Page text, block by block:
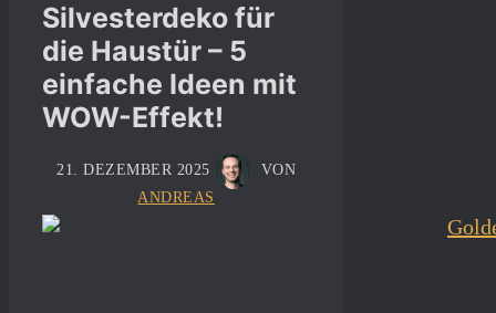
Silvesterdeko für
die Haustür – 5
einfache Ideen mit
WOW-Effekt!
21. DEZEMBER 2025
VON
ANDREAS